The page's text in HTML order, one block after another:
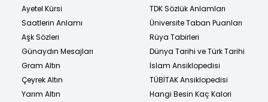
Ayetel Kürsi
Saatlerin Anlamı
Aşk Sözleri
Günaydın Mesajları
Gram Altın
Çeyrek Altın
Yarım Altın
TDK Sözlük Anlamları
Üniversite Taban Puanları
Rüya Tabirleri
Dünya Tarihi ve Türk Tarihi
İslam Ansiklopedisi
TÜBİTAK Ansiklopedisi
Hangi Besin Kaç Kalori